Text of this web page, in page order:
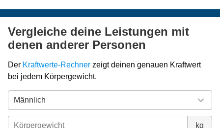
Vergleiche deine Leistungen mit
denen anderer Personen
Der Kraftwerte-Rechner zeigt deinen genauen Kraftwert
bei jedem Körpergewicht.
kg